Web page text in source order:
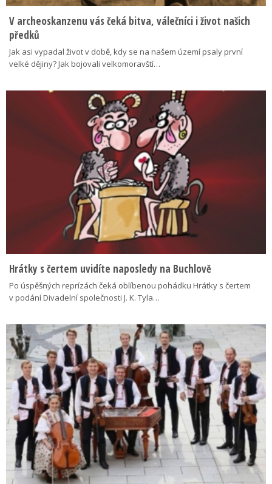
V archeoskanzenu vás čeká bitva, válečníci i život našich
předků
Jak asi vypadal život v době, kdy se na našem území psaly první
velké dějiny? Jak bojovali velkomoravští…
Hrátky s čertem uvidíte naposledy na Buchlově
Po úspěšných reprízách čeká oblíbenou pohádku Hrátky s čertem
v podání Divadelní společnosti J. K. Tyla…